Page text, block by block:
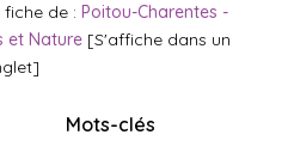
de : Poitou-Charentes -
et Nature [S'affiche dans un
Mots-clés